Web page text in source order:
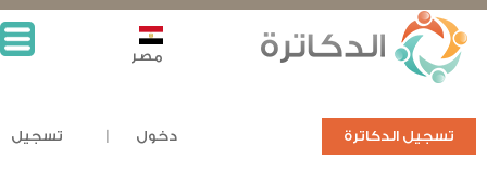
تسجيل الدكاترة دخول تسجيل
مصر